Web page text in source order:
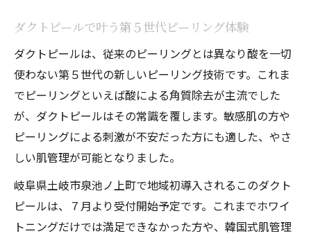
ダクトピールで叶う第５世代ピーリング体験
ダクトピールは、従来のピーリングとは異なり酸を一切
使わない第５世代の新しいピーリング技術です。これま
でピーリングといえば酸による角質除去が主流でした
が、ダクトピールはその常識を覆します。敏感肌の方や
ピーリングによる刺激が不安だった方にも適した、やさ
しい肌管理が可能となりました。
岐阜県土岐市泉池ノ上町で地域初導入されるこのダクト
ピールは、７月より受付開始予定です。これまでホワイ
トニングだけでは満足できなかった方や、韓国式肌管理